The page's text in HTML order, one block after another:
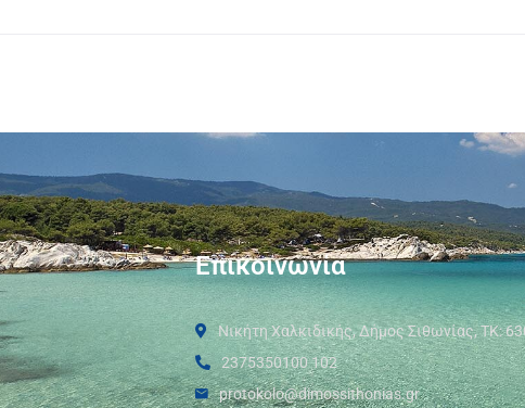
Επικοινωνία
Νικήτη Χαλκιδικής, Δήμος Σιθωνίας, ΤΚ:
2375350100 102
protokolo@dimossithonias.gr